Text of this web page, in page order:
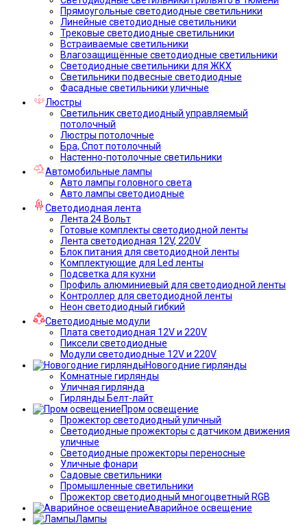
Прямоугольные светодиодные светильники
Линейные светодиодные светильники
Трековые светодиодные светильники
Встраиваемые светильники
Влагозащищённые светодиодные светильники
Светодиодные светильники для ЖКХ
Светильники подвесные светодиодные
Фасадные светильники уличные
Люстры
Светильник светодиодный управляемый
потолочный
Люстры потолочные
Бра, Спот потолочный
Настенно-потолочные светильники
Автомобильные лампы
Авто лампы головного света
Авто лампы светодиодные
Светодиодная лента
Лента 24 Вольт
Готовые комплекты светодиодной ленты
Лента светодиодная 12V, 220V
Блок питания для светодиодной ленты
Комплектующие для Led ленты
Подсветка для кухни
Профиль алюминиевый для светодиодной ленты
Контроллер для светодиодной ленты
Неон светодиодный гибкий
Светодиодные модули
Плата светодиодная 12V и 220V
Пиксели светодиодные
Модули светодиодные 12V и 220V
Новогодние гирлянды
Комнатные гирлянды
Уличная гирлянда
Гирлянды Белт-лайт
Пром освещение
Прожектор светодиодный уличный
Светодиодные прожекторы с датчиком движения
уличные
Светодиодные прожекторы переносные
Уличные фонари
Садовые светильники
Промышленные светильники
Прожектор светодиодный многоцветный RGB
Аварийное освещение
Лампы